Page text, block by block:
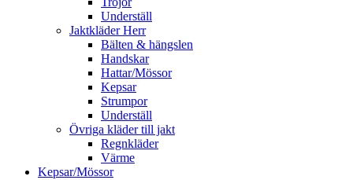
Underställ
Jaktkläder Herr
Bälten & hängslen
Handskar
Hattar/Mössor
Kepsar
Strumpor
Underställ
Övriga kläder till jakt
Regnkläder
Värme
Kepsar/Mössor